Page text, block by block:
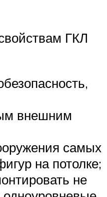
ГКЛ
внешним
самых
на потолке;
не